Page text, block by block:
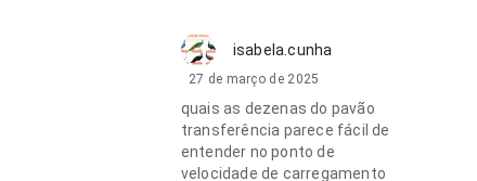
isabela.cunha
27 de março de 2025
quais as dezenas do pavão
transferência parece fácil de
entender no ponto de
velocidade de carregamento